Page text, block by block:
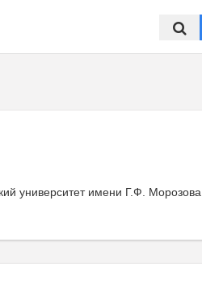
университет имени Г.Ф. Морозова ,